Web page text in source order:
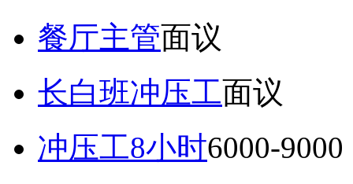
餐厅主管面议
长白班冲压工面议
冲压工8小时6000-